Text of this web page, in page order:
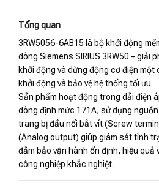
Tổng quan
3RW5056-6AB15 là bộ khởi động
dòng Siemens SIRIUS 3RW50 – giải
khởi động và dừng động cơ điện một
khởi động và bảo vệ hệ thống tối ưu.
Sản phẩm hoạt động trong dải điện
dòng định mức 171A, sử dụng
trang bị đầu nối bắt vít (Screw
(Analog output) giúp giám sát tình
đảm bảo vận hành ổn định, hiệu quả
công nghiệp khắc nghiệt.